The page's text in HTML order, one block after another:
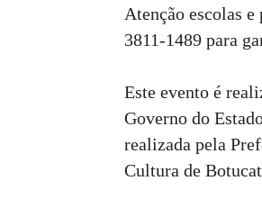
Atenção escolas
3811-1489 para
Este evento é
Governo do
realizada pela
Cultura de